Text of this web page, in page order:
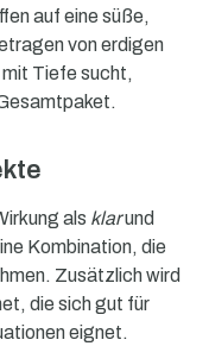
auf eine süße,
von erdigen
Tiefe sucht,
als klarund
Kombination, die
Zusätzlich wird
die sich gut für
eignet.